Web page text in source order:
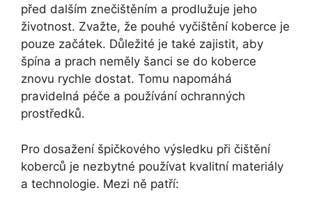
před dalším znečištěním a prodlužuje jeho
životnost. Zvažte, že pouhé vyčištění koberce je
pouze začátek. Důležité je také zajistit, aby
špína a prach neměly šanci se do koberce
znovu rychle dostat. Tomu napomáhá
pravidelná péče a používání ochranných
prostředků.
Pro dosažení špičkového výsledku při čištění
koberců je nezbytné používat kvalitní materiály
a technologie. Mezi ně patří: